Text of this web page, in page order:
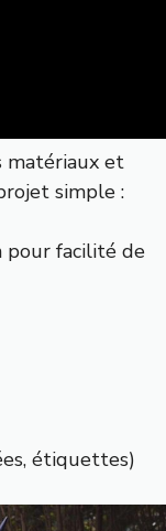
matériaux et
simple :
pour facilité de
étiquettes)